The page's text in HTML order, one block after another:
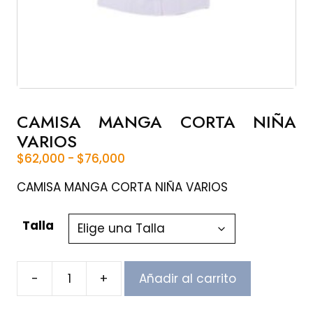
CAMISA MANGA CORTA NIÑA
VARIOS
$62,000 - $76,000
precios:
$62,000
hasta
$76,000
CAMISA MANGA CORTA NIÑA VARIOS
Talla
-
CAMISA
MANGA
+ Añadir al carrito